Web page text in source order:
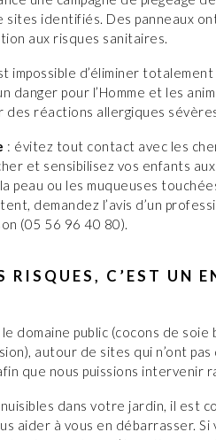
sites identifiés. Des panneaux
aux risques sanitaires.
d’éliminer
danger pour l’Homme et les
des réactions allergiques
: évitez tout contact avec les
et sensibilisez vos enfants
peau ou les muqueuses
demandez l’avis d’un
(05 56 96 40 80).
C’EST UN
domaine public (cocons de soie
autour de sites qui n’ont pas
que nous puissions intervenir
dans votre jardin, il est
aider à vous en débarrasser. Si